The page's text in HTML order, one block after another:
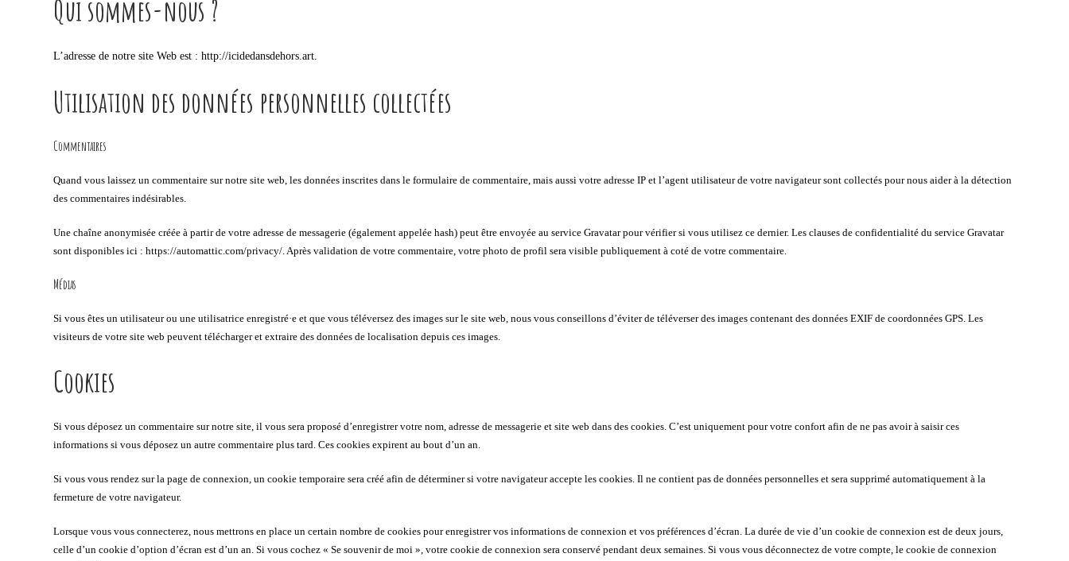
Qui sommes-nous ?
L’adresse de notre site Web est : http://icidedansdehors.art.
Utilisation des données personnelles collectées
Commentaires
Quand vous laissez un commentaire sur notre site web, les données inscrites dans le formulaire de commentaire, mais aussi votre adresse IP et l’agent utilisateur de votre navigateur sont collectés pour nous aider à la détection
des commentaires indésirables.
Une chaîne anonymisée créée à partir de votre adresse de messagerie (également appelée hash) peut être envoyée au service Gravatar pour vérifier si vous utilisez ce dernier. Les clauses de confidentialité du service Gravatar
sont disponibles ici : https://automattic.com/privacy/. Après validation de votre commentaire, votre photo de profil sera visible publiquement à coté de votre commentaire.
Médias
Si vous êtes un utilisateur ou une utilisatrice enregistré·e et que vous téléversez des images sur le site web, nous vous conseillons d’éviter de téléverser des images contenant des données EXIF de coordonnées GPS. Les
visiteurs de votre site web peuvent télécharger et extraire des données de localisation depuis ces images.
Cookies
Si vous déposez un commentaire sur notre site, il vous sera proposé d’enregistrer votre nom, adresse de messagerie et site web dans des cookies. C’est uniquement pour votre confort afin de ne pas avoir à saisir ces
informations si vous déposez un autre commentaire plus tard. Ces cookies expirent au bout d’un an.
Si vous vous rendez sur la page de connexion, un cookie temporaire sera créé afin de déterminer si votre navigateur accepte les cookies. Il ne contient pas de données personnelles et sera supprimé automatiquement à la
fermeture de votre navigateur.
Lorsque vous vous connecterez, nous mettrons en place un certain nombre de cookies pour enregistrer vos informations de connexion et vos préférences d’écran. La durée de vie d’un cookie de connexion est de deux jours,
celle d’un cookie d’option d’écran est d’un an. Si vous cochez « Se souvenir de moi », votre cookie de connexion sera conservé pendant deux semaines. Si vous vous déconnectez de votre compte, le cookie de connexion